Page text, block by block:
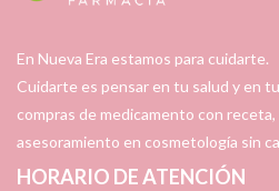
En Nueva Era estamos para cuidarte.
Cuidarte es pensar en tu salud y en
compras de medicamento con
asesoramiento en cosmetología sin
HORARIO DE ATENCIÓN